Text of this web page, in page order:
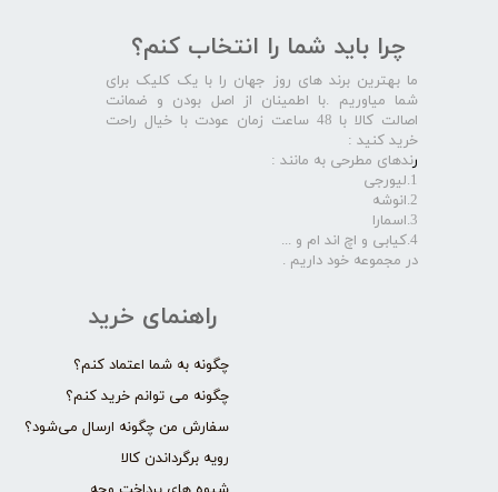
راهنمای خرید
چگونه به شما اعتماد کنم؟
چگونه می توانم خرید کنم؟
سفارش من چگونه ارسال می‌شود؟
رویه برگرداندن کالا
چرا باید شما را انتخاب کنم؟
ما بهترین برند های روز جهان را با یک کلیک برای
شما میاوریم .با اطمینان از اصل بودن و ضمانت
اصالت کالا با 48 ساعت زمان عودت با خیال راحت
خرید کنید :
رندهای مطرحی به مانند :
1.لیورجی
2.انوشه
3.اسمارا
4.کیابی و اچ اند ام و ...
در مجموعه خود داریم .​​​​​​​